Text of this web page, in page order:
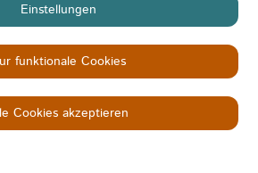
© 2026KINDER IN NOT
Impressum AGB
Einstellungen
funktionale Cookies
Cookies akzeptieren